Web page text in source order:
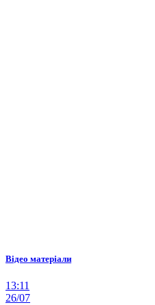
Відео матеріали
13:11
26/07